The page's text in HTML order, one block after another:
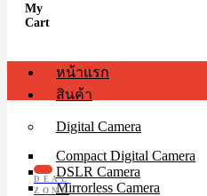
My
Cart
หน้าแรก
สินค้า
Digital Camera
Compact Digital Camera
DSLR Camera
Mirrorless Camera
DEAL
ZONE